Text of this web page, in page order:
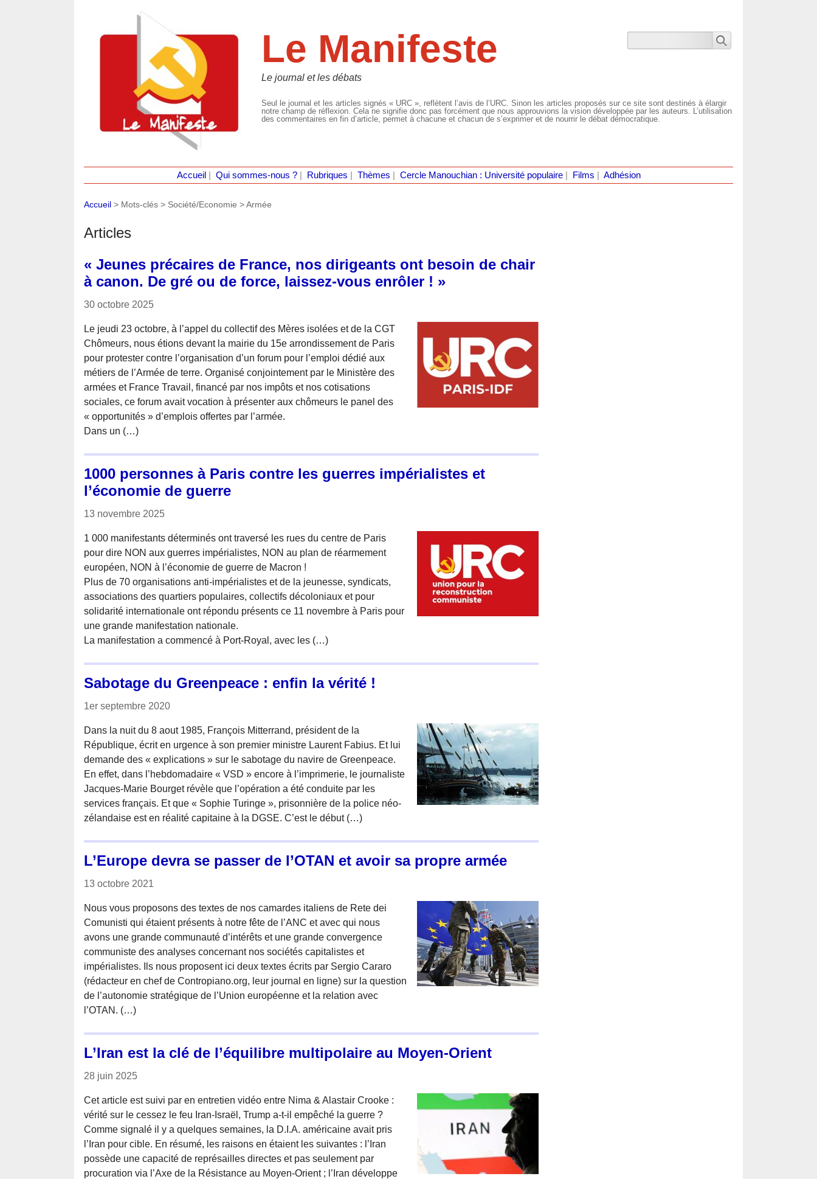
Le Manifeste
Le journal et les débats
Seul le journal et les articles signés « URC », reflètent l’avis de l’URC. Sinon les articles proposés sur ce site sont destinés à élargir
notre champ de réflexion. Cela ne signifie donc pas forcément que nous approuvions la vision développée par les auteurs. L’utilisation
des commentaires en fin d’article, permet à chacune et chacun de s’exprimer et de nourrir le débat démocratique.
Accueil Qui sommes-nous ?| Rubriques Thèmes Cercle Manouchian : Université populaire| Films Adhésion
Accueil > Mots-clés > Société/Economie >Armée
Articles
« Jeunes précaires de France, nos dirigeants ont besoin de chair
à canon. De gré ou de force, laissez-vous enrôler ! »
30 octobre 2025
Le jeudi 23 octobre, à l’appel du collectif des Mères isolées et de la CGT
Chômeurs, nous étions devant la mairie du 15e arrondissement de Paris
pour protester contre l’organisation d’un forum pour l’emploi dédié aux
métiers de l’Armée de terre. Organisé conjointement par le Ministère des
armées et France Travail, financé par nos impôts et nos cotisations
sociales, ce forum avait vocation à présenter aux chômeurs le panel des
« opportunités » d’emplois offertes par l’armée.
Dans un (…)
1000 personnes à Paris contre les guerres impérialistes et
l’économie de guerre
13 novembre 2025
1 000 manifestants déterminés ont traversé les rues du centre de Paris
pour dire NON aux guerres impérialistes, NON au plan de réarmement
européen, NON à l’économie de guerre de Macron !
Plus de 70 organisations anti-impérialistes et de la jeunesse, syndicats,
associations des quartiers populaires, collectifs décoloniaux et pour
solidarité internationale ont répondu présents ce 11 novembre à Paris pour
une grande manifestation nationale.
La manifestation a commencé à Port-Royal, avec les (…)
Sabotage du Greenpeace : enfin la vérité !
1er septembre 2020
Dans la nuit du 8 aout 1985, François Mitterrand, président de la
République, écrit en urgence à son premier ministre Laurent Fabius. Et lui
demande des « explications » sur le sabotage du navire de Greenpeace.
En effet, dans l’hebdomadaire « VSD » encore à l’imprimerie, le journaliste
Jacques-Marie Bourget révèle que l’opération a été conduite par les
services français. Et que « Sophie Turinge », prisonnière de la police néo-
zélandaise est en réalité capitaine à la DGSE. C’est le début (…)
L’Europe devra se passer de l’OTAN et avoir sa propre armée
13 octobre 2021
Nous vous proposons des textes de nos camardes italiens de Rete dei
Comunisti qui étaient présents à notre fête de l’ANC et avec qui nous
avons une grande communauté d’intérêts et une grande convergence
communiste des analyses concernant nos sociétés capitalistes et
impérialistes. Ils nous proposent ici deux textes écrits par Sergio Cararo
(rédacteur en chef de Contropiano.org, leur journal en ligne) sur la question
de l’autonomie stratégique de l’Union européenne et la relation avec
l’OTAN. (…)
L’Iran est la clé de l’équilibre multipolaire au Moyen-Orient
28 juin 2025
Cet article est suivi par en entretien vidéo entre Nima & Alastair Crooke :
vérité sur le cessez le feu Iran-Israël, Trump a-t-il empêché la guerre ?
Comme signalé il y a quelques semaines, la D.I.A. américaine avait pris
l’Iran pour cible. En résumé, les raisons en étaient les suivantes : l’Iran
possède une capacité de représailles directes et pas seulement par
procuration via l’Axe de la Résistance au Moyen-Orient ; l’Iran développe